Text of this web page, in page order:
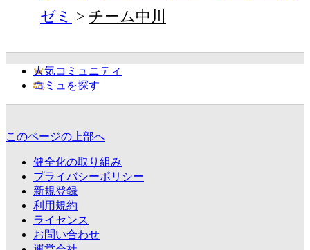
ゼミ
チーム中川
人気コミュニティ
コミュを探す
このページの上部へ
健全化の取り組み
プライバシーポリシー
新規登録
利用規約
ライセンス
お問い合わせ